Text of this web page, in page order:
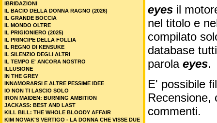
eyes il
nel titolo e
compilato
database
parola eyes.
E' possibile
Recensione,
commenti.
IBRIDAZIONI
IL BACIO DELLA DONNA RAGNO (2026)
IL GRANDE BOCCIA
IL MONDO OLTRE
IL PRIGIONIERO (2025)
IL PRINCIPE DELLA FOLLIA
IL REGNO DI KENSUKE
IL SILENZIO DEGLI ALTRI
IL TEMPO E' ANCORA NOSTRO
ILLUSIONE
IN THE GREY
INNAMORARSI E ALTRE PESSIME IDEE
IO NON TI LASCIO SOLO
IRON MAIDEN: BURNING AMBITION
JACKASS: BEST AND LAST
KILL BILL: THE WHOLE BLOODY AFFAIR
KIM NOVAK'S VERTIGO - LA DONNA CHE VISSE DUE